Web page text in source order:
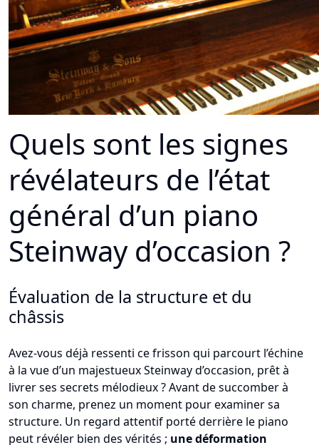
Quels sont les signes
révélateurs de l’état
général d’un piano
Steinway d’occasion ?
Évaluation de la structure et du
châssis
Avez-vous déjà ressenti ce frisson qui parcourt l’échine
à la vue d’un majestueux Steinway d’occasion, prêt à
livrer ses secrets mélodieux ? Avant de succomber à
son charme, prenez un moment pour examiner sa
structure. Un regard attentif porté derrière le piano
peut révéler bien des vérités ; une déformation